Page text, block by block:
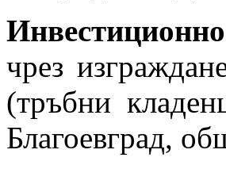
чрез
(тръбни
Благоевград,